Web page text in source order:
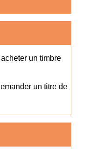
un timbre
un titre de